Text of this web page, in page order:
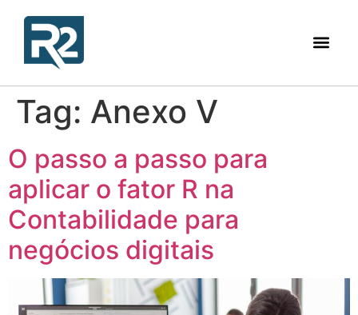
Tag: Anexo V
O passo a passo para
aplicar o fator R na
Contabilidade para
negócios digitais